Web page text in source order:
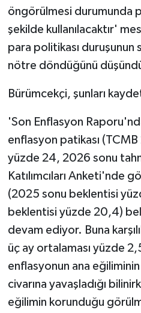
öngörülmesi durumunda
şekilde kullanılacaktır'
para politikası duruşunun
nötre döndüğünü
Bürümcekçi, şunları
'Son Enflasyon
enflasyon patikası
yüzde 24, 2026 sonu
Katılımcıları Anketi'nde
(2025 sonu beklentisi
beklentisi yüzde 20,4)
devam ediyor. Buna
üç ay ortalaması yüzde
enflasyonun ana
civarına yavaşladığı
eğilimin korunduğu